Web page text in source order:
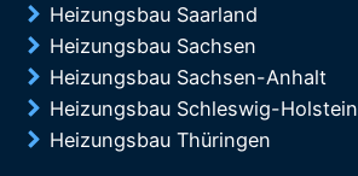
Heizungsbau Saarland
Heizungsbau Sachsen
Heizungsbau Sachsen-Anhalt
Heizungsbau Schleswig-Holstein
Heizungsbau Thüringen